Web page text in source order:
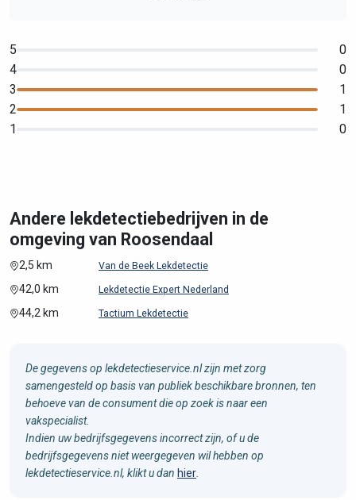
5
0
4
0
3
1
2
1
1
0
Andere lekdetectiebedrijven in de
omgeving van Roosendaal
2,5 km Van de Beek Lekdetectie
42,0 km Lekdetectie Expert Nederland
44,2 km Tactium Lekdetectie
De gegevens op lekdetectieservice.nl zijn met zorg
samengesteld op basis van publiek beschikbare bronnen, ten
behoeve van de consument die op zoek is naar een
vakspecialist.
Indien uw bedrijfsgegevens incorrect zijn, of u de
bedrijfsgegevens niet weergegeven wil hebben op
lekdetectieservice.nl, klikt u dan hier